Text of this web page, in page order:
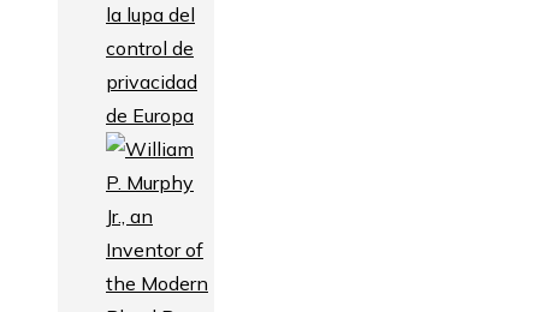
la lupa del
control de
privacidad
de Europa